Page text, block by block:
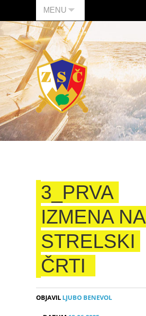
MENU
3_PRVA
IZMENA NA
STRELSKI
ČRTI
OBJAVIL LJUBO BENEVOL